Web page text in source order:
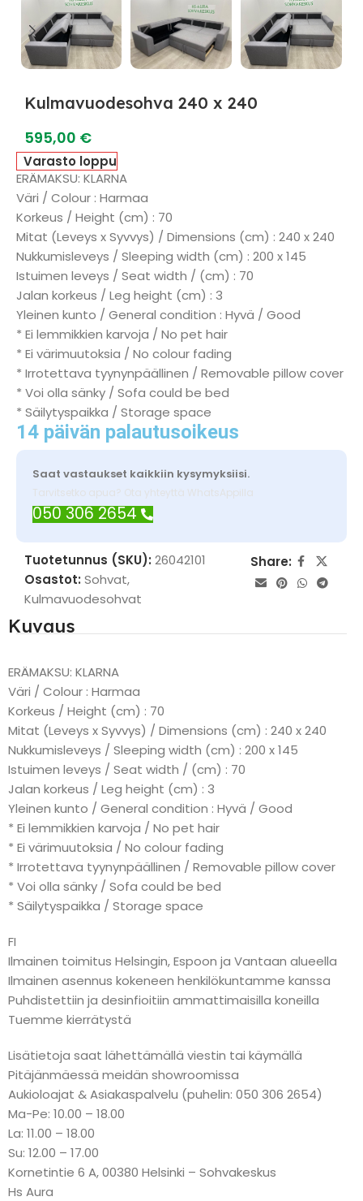
Kulmavuodesohva 240 x 240
595,00 €
Varasto loppu
ERÄMAKSU: KLARNA
Väri / Colour : Harmaa
Korkeus / Height (cm) : 70
Mitat (Leveys x Syvvys) / Dimensions (cm) : 240 x 240
Nukkumisleveys / Sleeping width (cm) : 200 x 145
Istuimen leveys / Seat width / (cm) : 70
Jalan korkeus / Leg height (cm) : 3
Yleinen kunto / General condition : Hyvä / Good
* Ei lemmikkien karvoja / No pet hair
* Ei värimuutoksia / No colour fading
* Irrotettava tyynynpäällinen / Removable pillow cover
* Voi olla sänky / Sofa could be bed
* Säilytyspaikka / Storage space
14 päivän palautusoikeus
Saat vastaukset kaikkiin kysymyksiisi.
Tarvitsetko apua? Ota yhteyttä WhatsAppilla
050 306 2654
Tuotetunnus (SKU): 26042101
Osastot: Sohvat,
Kulmavuodesohvat
Share:
Kuvaus
ERÄMAKSU: KLARNA
Väri / Colour : Harmaa
Korkeus / Height (cm) : 70
Mitat (Leveys x Syvvys) / Dimensions (cm) : 240 x 240
Nukkumisleveys / Sleeping width (cm) : 200 x 145
Istuimen leveys / Seat width / (cm) : 70
Jalan korkeus / Leg height (cm) : 3
Yleinen kunto / General condition : Hyvä / Good
* Ei lemmikkien karvoja / No pet hair
* Ei värimuutoksia / No colour fading
* Irrotettava tyynynpäällinen / Removable pillow cover
* Voi olla sänky / Sofa could be bed
* Säilytyspaikka / Storage space
FI
Ilmainen toimitus Helsingin, Espoon ja Vantaan alueella
Ilmainen asennus kokeneen henkilökuntamme kanssa
Puhdistettiin ja desinfioitiin ammattimaisilla koneilla
Tuemme kierrätystä
Lisätietoja saat lähettämällä viestin tai käymällä
Pitäjänmäessä meidän showroomissa
Aukioloajat & Asiakaspalvelu (puhelin: 050 306 2654)
Ma-Pe: 10.00 – 18.00
La: 11.00 – 18.00
Su: 12.00 – 17.00
Kornetintie 6 A, 00380 Helsinki – Sohvakeskus
Hs Aura